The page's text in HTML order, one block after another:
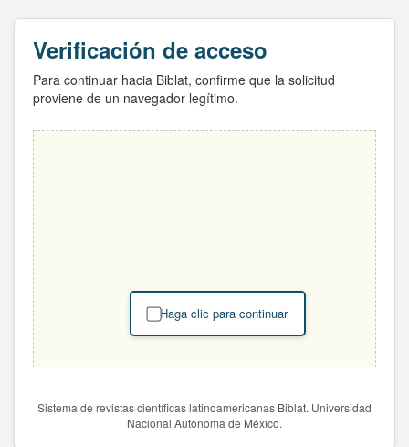
Verificación de acceso
Para continuar hacia Biblat, confirme que la solicitud
proviene de un navegador legítimo.
Haga clic para continuar
Sistema de revistas científicas latinoamericanas Biblat. Universidad
Nacional Autónoma de México.